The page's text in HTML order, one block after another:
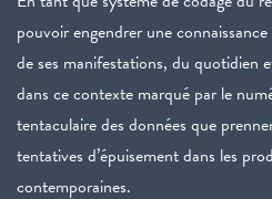
pouvoir engendrer une
de ses manifestations, du quotidien
dans ce contexte marqué par le
tentaculaire des données que
tentatives d’épuisement dans les
contemporaines.